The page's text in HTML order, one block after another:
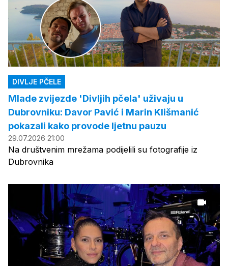
DIVLJE PČELE
Mlade zvijezde 'Divljih pčela' uživaju u
Dubrovniku: Davor Pavić i Marin Klišmanić
pokazali kako provode ljetnu pauzu
29.07.2026 21:00
Na društvenim mrežama podijelili su fotografije iz
Dubrovnika